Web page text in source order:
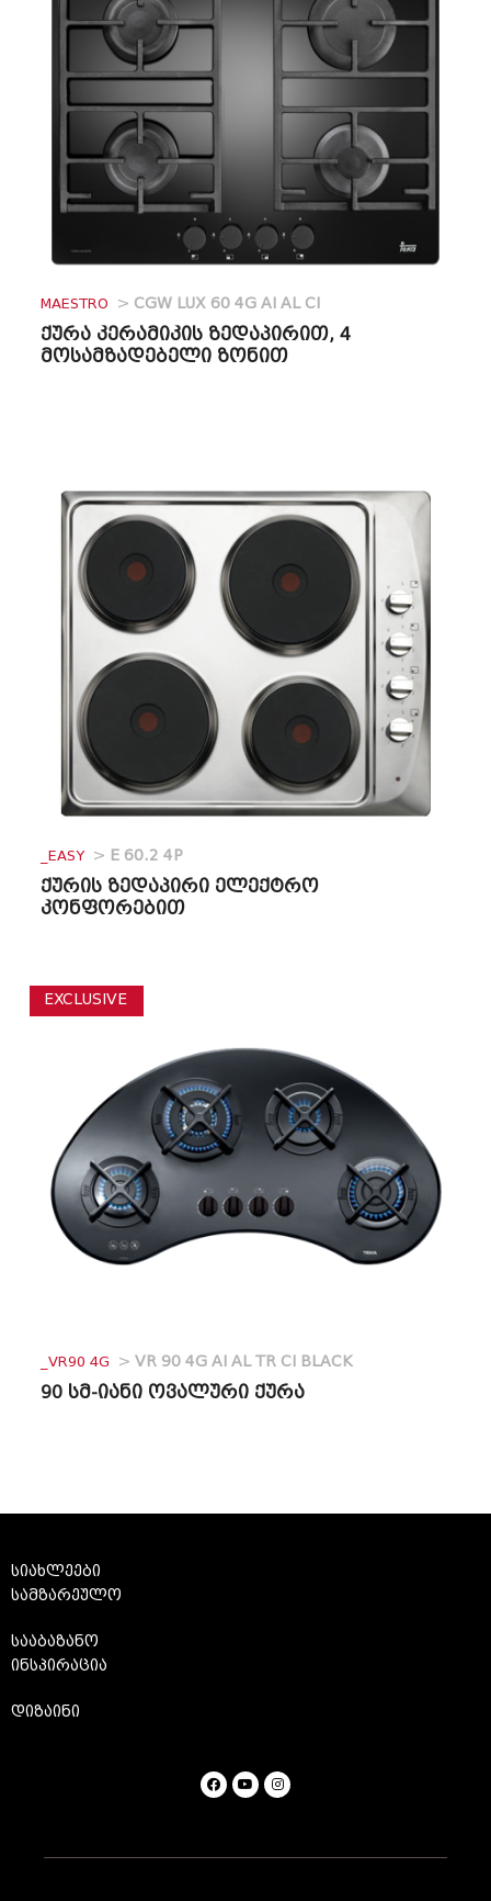
MAESTRO > CGW LUX 60 4G AI AL CI
ქურა კერამიკის ზედაპირით, 4
მოსამზადებელი ზონით
_EASY > E 60.2 4P
ქურის ზედაპირი ელექტრო
კონფორებით
EXCLUSIVE
_VR90 4G > VR 90 4G AI AL TR CI BLACK
90 სმ-იანი ოვალური ქურა
სიახლეები
სამზარეულო
სააბაზანო
ინსპირაცია
დიზაინი